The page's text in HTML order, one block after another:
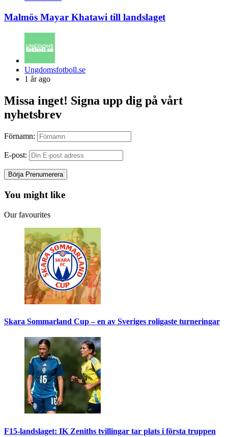
Malmös Mayar Khatawi till landslaget
Posted
by
Ungdomsfotboll.se
1 år ago
Missa inget! Signa upp dig på vårt
nyhetsbrev
Förnamn:
E-post:
You might like
Our favourites
Skara Sommarland Cup – en av Sveriges roligaste turneringar
F15-landslaget: IK Zeniths tvillingar tar plats i första truppen